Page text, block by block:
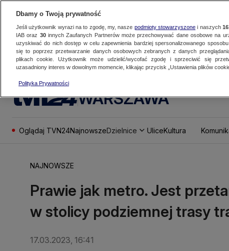
WARSZAWA
Oglądaj TVN24NajnowszeDzielnice UliceKultura
NAJNOWSZE
Prawie jak metro. Jest
w stolicy podziemnej trasy
17.03.2023, 16:41
Dbamy o Twoją prywatność
Jeśli użytkownik wyrazi na to zgodę, my, nasze podmioty stowarzyszonei naszych
IAB oraz 30innych Zaufanych Partnerów może przechowywać dane osobowe na
uzyskiwać do nich dostęp w celu zapewnienia bardziej spersonalizowanego
się to poprzez przetwarzanie danych osobowych zebranych z danych
plikach cookie. Użytkownik może udzielić/wycofać zgodę i sprzeciwić się
uzasadniony interes w dowolnym momencie, klikając przycisk „Ustawienia plików
Polityka Prywatności